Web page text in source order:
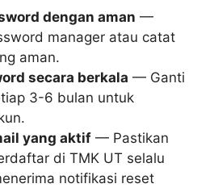
dengan aman —
manager atau catat
aman.
secara berkala — Ganti
3-6 bulan untuk
yang aktif — Pastikan
di TMK UT selalu
notifikasi reset